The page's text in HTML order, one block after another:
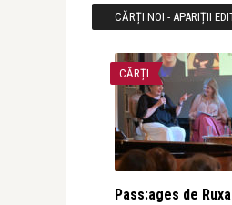
CĂRȚI NOI - APARIȚII
CĂRȚI
Pass:ages de